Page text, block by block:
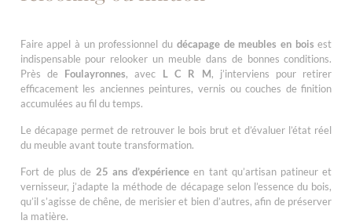
Faire appel à un professionnel du décapage de meubles en bois est
indispensable pour relooker un meuble dans de bonnes conditions.
Près de Foulayronnes, avec L C R M, j’interviens pour retirer
efficacement les anciennes peintures, vernis ou couches de finition
accumulées au fil du temps.
Le décapage permet de retrouver le bois brut et d’évaluer l’état réel
du meuble avant toute transformation.
Fort de plus de 25 ans d’expérience en tant qu’artisan patineur et
vernisseur, j’adapte la méthode de décapage selon l’essence du bois,
qu’il s’agisse de chêne, de merisier et bien d’autres, afin de préserver
la matière.